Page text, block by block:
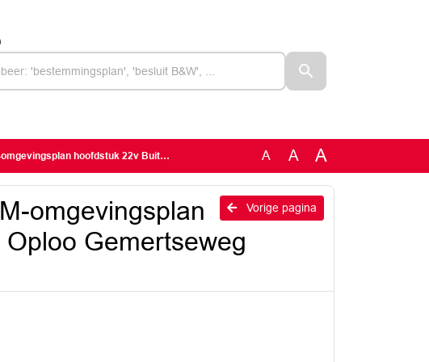
22v Buitengebied Oploo Gemertseweg 22+26 A A A
Vorige pagina
omgevingsplan
Gemertseweg